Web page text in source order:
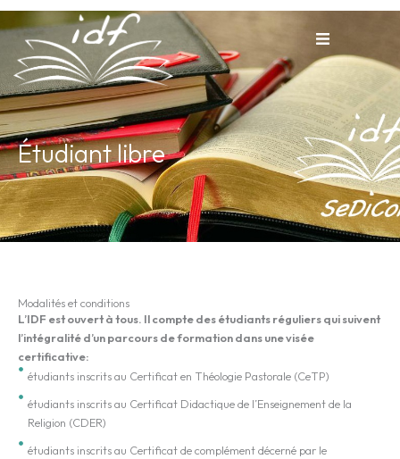
Aller
au
contenu
Étudiant libre
Modalités et conditions
L’IDF est ouvert à tous. Il compte des étudiants réguliers qui suivent
l’intégralité d’un parcours de formation dans une visée
certificative:
étudiants inscrits au Certificat en Théologie Pastorale (CeTP)
étudiants inscrits au Certificat Didactique de l’Enseignement de la
Religion (CDER)
étudiants inscrits au Certificat de complément décerné par le